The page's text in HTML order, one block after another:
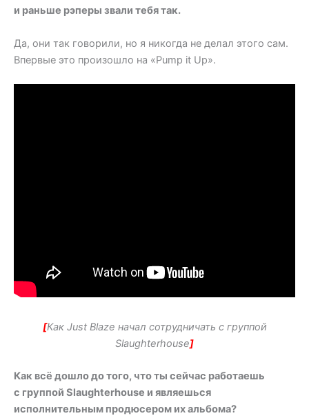
и раньше рэперы звали тебя так.
Да, они так говорили, но я никогда не делал этого сам.
Впервые это произошло на «Pump it Up».
[Как Just Blaze начал сотрудничать с группой
Slaughterhouse]
Как всё дошло до того, что ты сейчас работаешь
с группой Slaughterhouse и являешься
исполнительным продюсером их альбома?